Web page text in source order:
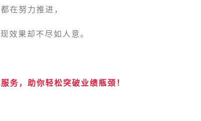
在努力推进，
效果却不尽如人意。
务，助你轻松突破业绩瓶颈！